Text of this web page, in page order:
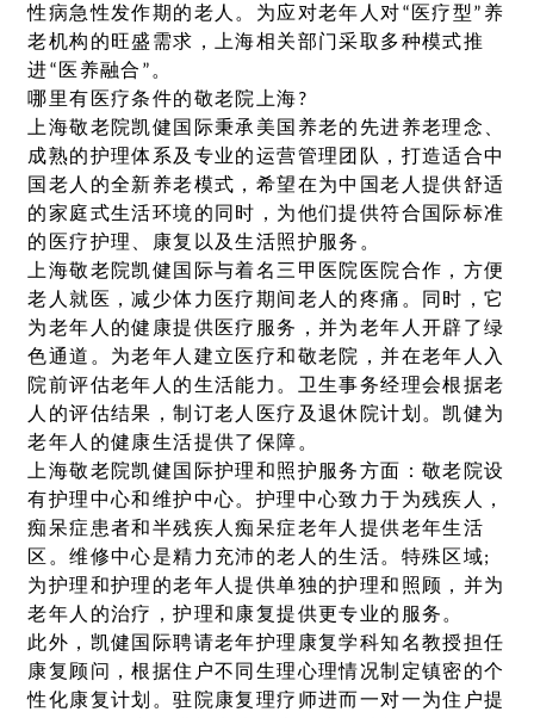
性病急性发作期的老人。为应对老年人对“医疗型”养
老机构的旺盛需求，上海相关部门采取多种模式推
进“医养融合”。
哪里有医疗条件的敬老院上海?
上海敬老院凯健国际秉承美国养老的先进养老理念、
成熟的护理体系及专业的运营管理团队，打造适合中
国老人的全新养老模式，希望在为中国老人提供舒适
的家庭式生活环境的同时，为他们提供符合国际标准
的医疗护理、康复以及生活照护服务。
上海敬老院凯健国际与着名三甲医院医院合作，方便
老人就医，减少体力医疗期间老人的疼痛。同时，它
为老年人的健康提供医疗服务，并为老年人开辟了绿
色通道。为老年人建立医疗和敬老院，并在老年人入
院前评估老年人的生活能力。卫生事务经理会根据老
人的评估结果，制订老人医疗及退休院计划。凯健为
老年人的健康生活提供了保障。
上海敬老院凯健国际护理和照护服务方面：敬老院设
有护理中心和维护中心。护理中心致力于为残疾人，
痴呆症患者和半残疾人痴呆症老年人提供老年生活
区。维修中心是精力充沛的老人的生活。特殊区域;
为护理和护理的老年人提供单独的护理和照顾，并为
老年人的治疗，护理和康复提供更专业的服务。
此外，凯健国际聘请老年护理康复学科知名教授担任
康复顾问，根据住户不同生理心理情况制定镇密的个
性化康复计划。驻院康复理疗师进而一对一为住户提